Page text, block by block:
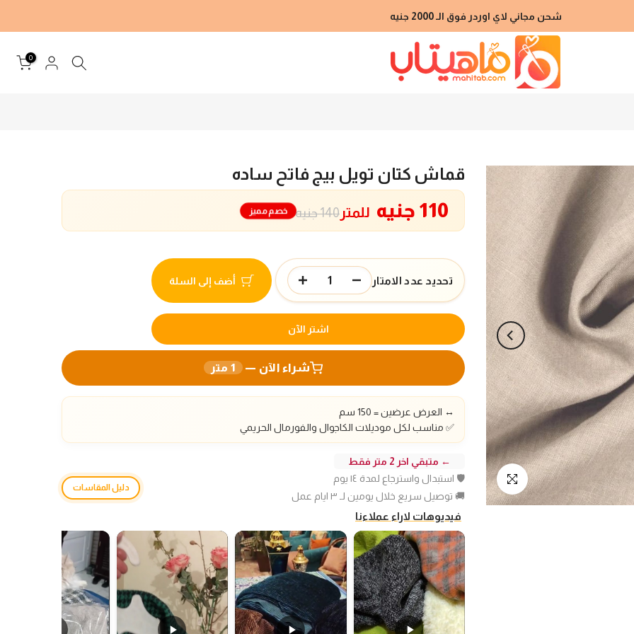
شحن مجاني لاي اوردر فوق الـ 2000 جنيه
0
انقر للتكبير
قماش كتان تويل بيج فاتح ساده
140 جنيه 110 جنيه للمتر خصم مميز
تحديد عدد الامتار أضف إلى السلة
اشتر الآن
شراء الآن — 1 متر
↔️ العرض عرضين = 150 سم
✅ مناسب لكل موديلات الكاجوال والفورمال الحريمي
← متبقي اخر 2 متر فقط
🛡️ استبدال واسترجاع لمدة ١٤ يوم
🚚 توصيل سريع خلال يومين لـ ٣ ايام عمل
دليل المقاسات
فيديوهات لاراء عملاءنا